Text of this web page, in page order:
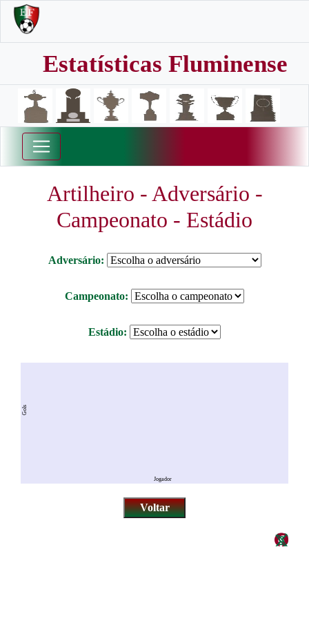
Estatísticas Fluminense
Artilheiro - Adversário -
Campeonato - Estádio
Adversário:
Campeonato:
Estádio:
Jogador
Gols